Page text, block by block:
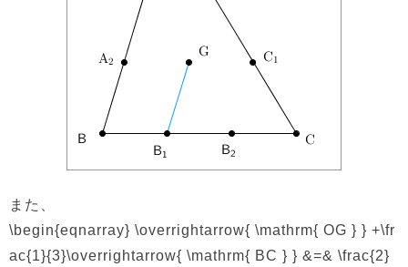
また、
\begin{eqnarray} \overrightarrow{ \mathrm{ OG } } +\fr
ac{1}{3}\overrightarrow{ \mathrm{ BC } } &=& \frac{2}